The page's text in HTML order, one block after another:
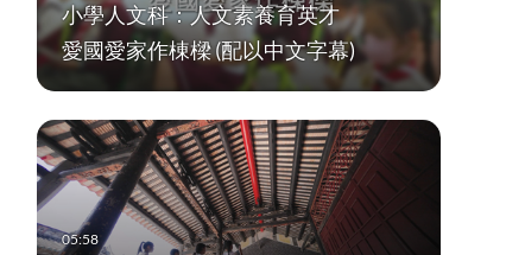
小學人文科：人文素養育英才
愛國愛家作棟樑 (配以中文字幕)